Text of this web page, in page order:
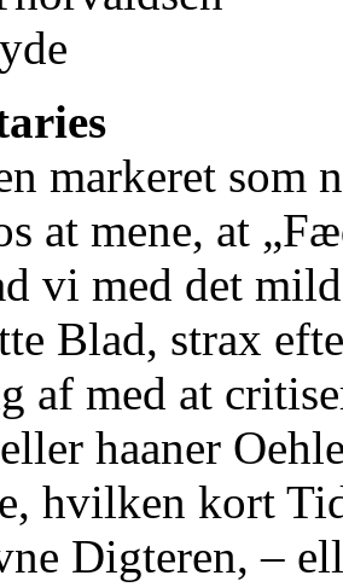
markeret som
at mene, at
vi med det
Blad, strax
af med at
haaner
hvilken kort
Digteren, ‒